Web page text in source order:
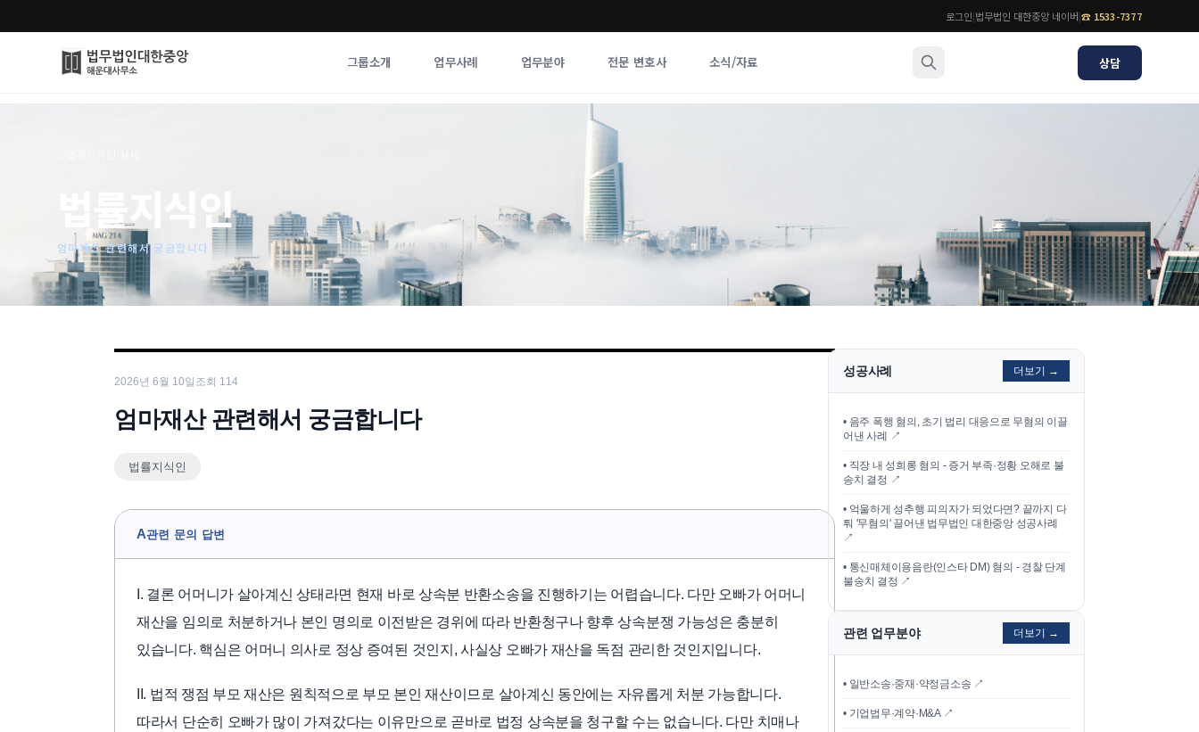
로그인|법무법인 대한중앙 네이버|☎ 1533-7377
그룹소개 업무사례 업무분야 전문 변호사 소식/자료 상담
사례분석/최신동향
법률정보
법률지식인
고객후기
법률 블로그
법률서식
뉴스레터/브로슈어
법률지식인
엄마재산 관련해서 궁금합니다
2026년 6월 10일 조회 114
엄마재산 관련해서 궁금합니다
법률지식인
A관련 문의 답변
I. 결론 어머니가 살아계신 상태라면 현재 바로 상속분 반환소송을 진행하기는 어렵습니다. 다만 오빠가 어머니
재산을 임의로 처분하거나 본인 명의로 이전받은 경위에 따라 반환청구나 향후 상속분쟁 가능성은 충분히
있습니다. 핵심은 어머니 의사로 정상 증여된 것인지, 사실상 오빠가 재산을 독점 관리한 것인지입니다.
II. 법적 쟁점 부모 재산은 원칙적으로 부모 본인 재산이므로 살아계신 동안에는 자유롭게 처분 가능합니다.
따라서 단순히 오빠가 많이 가져갔다는 이유만으로 곧바로 법정 상속분을 청구할 수는 없습니다. 다만 치매나
성공사례 더보기 →
• 음주 폭행 혐의, 초기 법리 대응으로 무혐의 이끌
어낸 사례
↗
• 직장 내 성희롱 혐의 - 증거 부족·정황 오해로 불
송치 결정 ↗
• 억울하게 성추행 피의자가 되었다면? 끝까지 다
퉈 '무혐의' 끌어낸 법무법인 대한중앙 성공사례
↗
• 통신매체이용음란(인스타 DM) 혐의 - 경찰 단계
불송치 결정 ↗
관련 업무분야 더보기 →
• 일반소송·중재·약정금소송 ↗
• 기업법무·계약·M&A ↗